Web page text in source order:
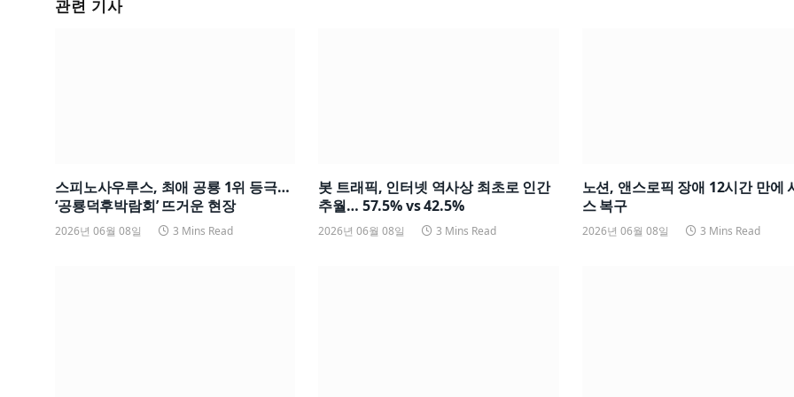
관련 기사
스피노사우루스, 최애 공룡 1위 등극…
‘공룡덕후박람회’ 뜨거운 현장
2026년 06월 08일 3 Mins Read
봇 트래픽, 인터넷 역사상 최초로 인간
추월… 57.5% vs 42.5%
2026년 06월 08일 3 Mins Read
노션, 앤스로픽 장애 12시간 만에
스 복구
2026년 06월 08일 3 Mins Read